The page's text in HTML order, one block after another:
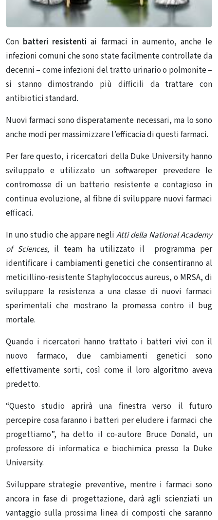
Con batteri resistenti ai farmaci in aumento, anche le
infezioni comuni che sono state facilmente controllate da
decenni – come infezioni del tratto urinario o polmonite –
si stanno dimostrando più difficili da trattare con
antibiotici standard.
Nuovi farmaci sono disperatamente necessari, ma lo sono
anche modi per massimizzare l’efficacia di questi farmaci.
Per fare questo, i ricercatori della Duke University hanno
sviluppato e utilizzato un softwareper prevedere le
contromosse di un batterio resistente e contagioso in
continua evoluzione, al fibne di sviluppare nuovi farmaci
efficaci.
In uno studio che appare negliAttidella National Academy
of Sciences,il team ha utilizzato il programma per
identificare i cambiamenti genetici che consentiranno al
meticillino-resistente Staphylococcus aureus, o MRSA, di
sviluppare la resistenza a una classe di nuovi farmaci
sperimentali che mostrano la promessa contro il bug
mortale.
Quando i ricercatori hanno trattato i batteri vivi con il
nuovo farmaco, due cambiamenti genetici sono
effettivamente sorti, così come il loro algoritmo aveva
predetto.
“Questo studio aprirà una finestra verso il futuro
percepire cosa faranno i batteri per eludere i farmaci che
progettiamo”, ha detto il co-autore Bruce Donald, un
professore di informatica e biochimica presso la Duke
University.
Sviluppare strategie preventive, mentre i farmaci sono
ancora in fase di progettazione, darà agli scienziati un
vantaggio sulla prossima linea di composti che saranno